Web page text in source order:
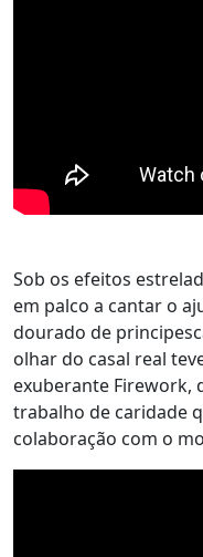
Sob os efeitos
em palco a cantar o
dourado de
olhar do casal real
exuberante Firework,
trabalho de caridade
colaboração com o